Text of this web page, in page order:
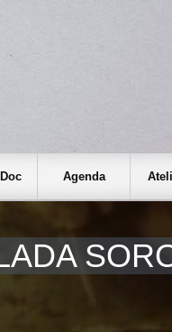
Agenda